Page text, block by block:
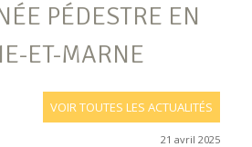
PÉDESTRE EN
ET-MARNE
VOIR TOUTES LES ACTUALITÉS
21 avril 2025